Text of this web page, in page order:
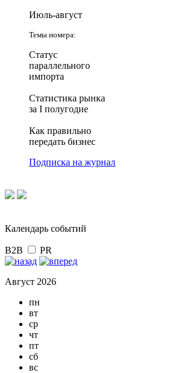
Июль-август
Темы номера:
Статус
параллельного
импорта
Статистика рынка
за I полугодие
Как правильно
передать бизнес
Подписка на журнал
Календарь событий
B2B PR
Август 2026
пн
вт
ср
чт
пт
сб
вс